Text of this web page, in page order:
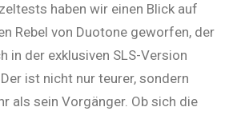
haben wir einen Blick auf
Rebel von Duotone geworfen, der
in der exklusiven SLS-Version
ist nicht nur teurer, sondern
als sein Vorgänger. Ob sich die